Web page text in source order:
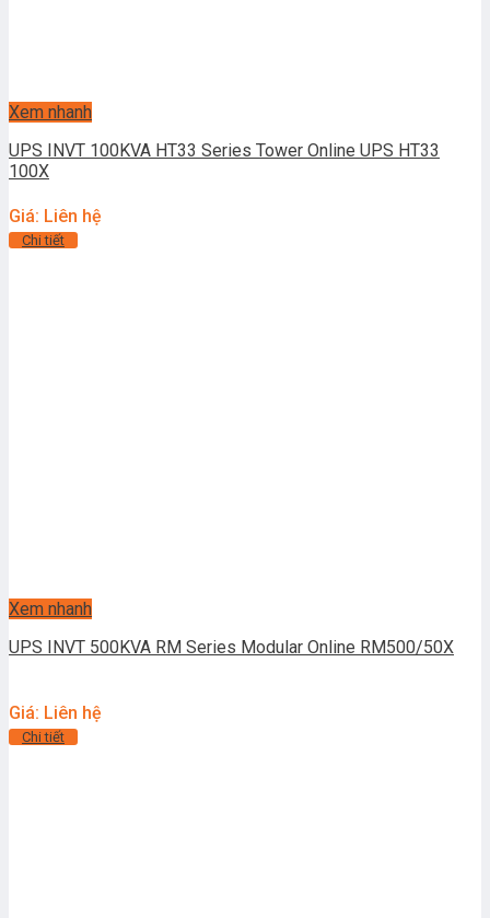
Xem nhanh
UPS INVT 100KVA HT33 Series Tower Online UPS HT33
100X
Giá: Liên hệ
Chi tiết
Xem nhanh
UPS INVT 500KVA RM Series Modular Online RM500/50X
Giá: Liên hệ
Chi tiết